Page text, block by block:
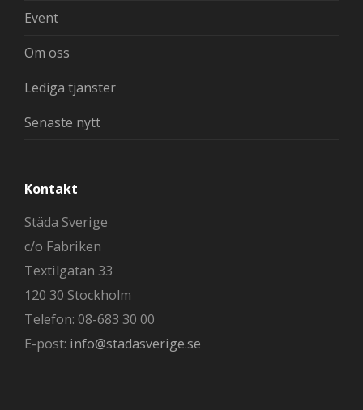
Event
Om oss
Lediga tjänster
Senaste nytt
Kontakt
Städa Sverige
c/o Fabriken
Textilgatan 33
120 30 Stockholm
Telefon: 08-683 30 00
E-post: info@stadasverige.se